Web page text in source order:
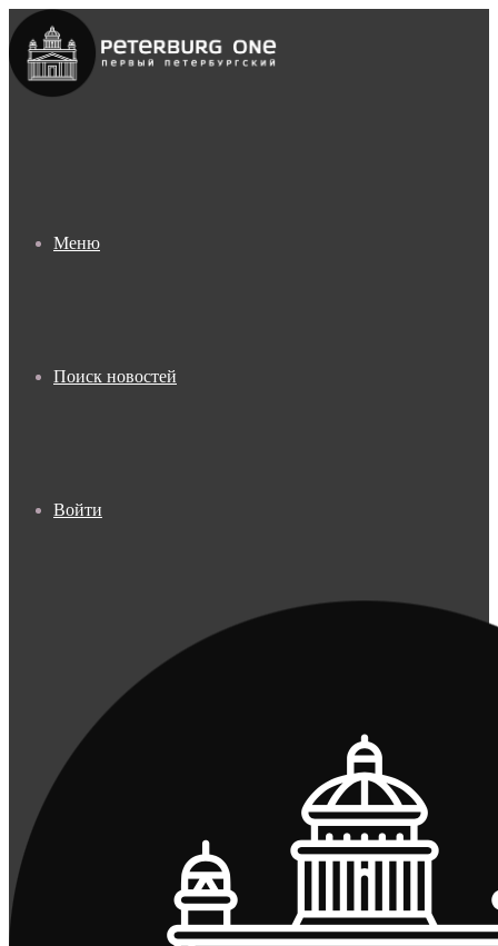
Меню
Поиск новостей
Войти